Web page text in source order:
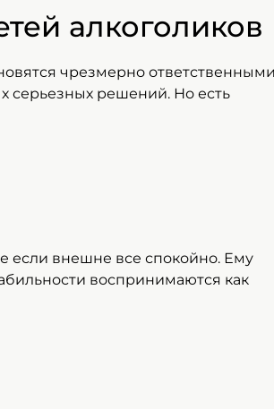
алкоголиков
чрезмерно
серьезных решений. Но есть
если внешне все спокойно. Ему
воспринимаются как